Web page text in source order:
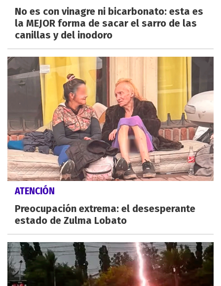
No es con vinagre ni bicarbonato: esta es
la MEJOR forma de sacar el sarro de las
canillas y del inodoro
ATENCIÓN
Preocupación extrema: el desesperante
estado de Zulma Lobato